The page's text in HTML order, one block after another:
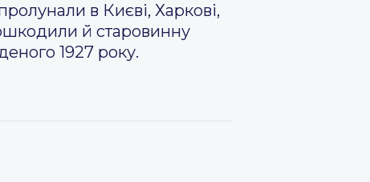
в Києві, Харкові,
й старовинну
1927 року.